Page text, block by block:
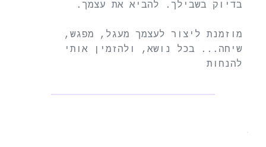
בדיוק בשבילך. להביא את עצמך.
מוזמנת ליצור לעצמך מעגל, מפגש,
שיחה... בכל נושא, ולהזמין אותי
להנחות